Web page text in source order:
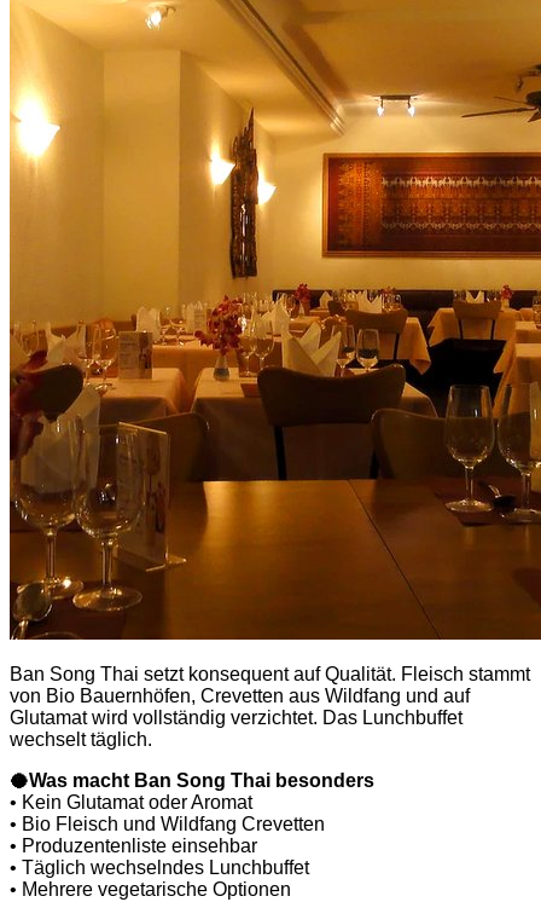
Ban Song Thai setzt konsequent auf Qualität. Fleisch stammt
von Bio Bauernhöfen, Crevetten aus Wildfang und auf
Glutamat wird vollständig verzichtet. Das Lunchbuffet
wechselt täglich.
🥥Was macht Ban Song Thai besonders
• Kein Glutamat oder Aromat
• Bio Fleisch und Wildfang Crevetten
• Produzentenliste einsehbar
• Täglich wechselndes Lunchbuffet
• Mehrere vegetarische Optionen